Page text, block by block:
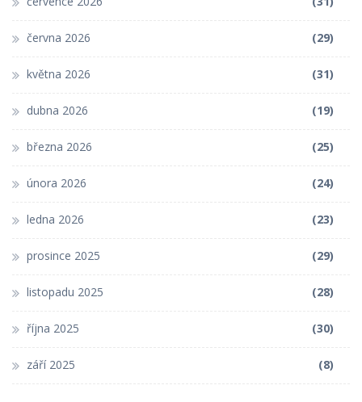
června 2026 (29)
května 2026 (31)
dubna 2026 (19)
března 2026 (25)
února 2026 (24)
ledna 2026 (23)
prosince 2025 (29)
listopadu 2025 (28)
října 2025 (30)
září 2025 (8)